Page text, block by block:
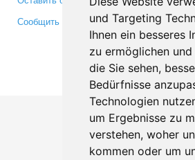
und Targeting
Ihnen ein besseres
zu ermöglichen
die Sie sehen,
Bedürfnisse
Technologien
um Ergebnisse zu
verstehen, woher
kommen oder um
Сообщить об ошибке
Makis© Copyright